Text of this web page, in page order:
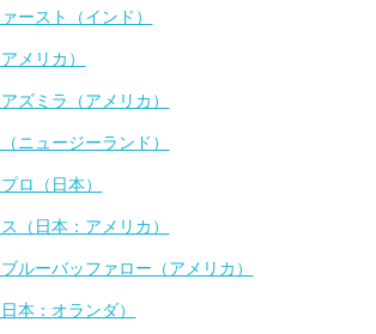
ースト（インド）
メリカ）
ズミラ（アメリカ）
ニュージーランド）
ロ（日本）
（日本：アメリカ）
ブルーバッファロー（アメリカ）
本：オランダ）